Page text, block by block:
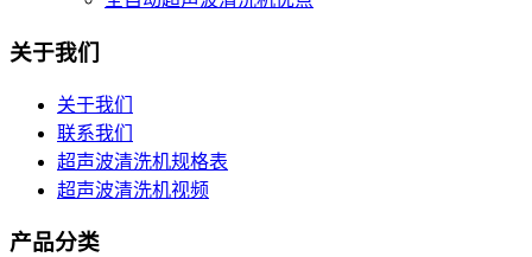
关于我们
关于我们
联系我们
超声波清洗机规格表
超声波清洗机视频
产品分类